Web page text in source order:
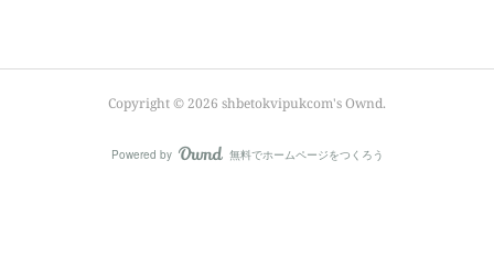
Copyright ©2026 shbetokvipukcom's Ownd.
Powered by AmebaOwnd
無料でホームページをつくろう